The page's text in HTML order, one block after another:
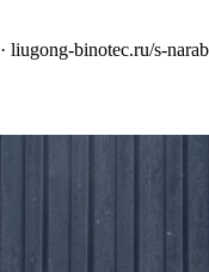
· liugong-binotec.ru/s-